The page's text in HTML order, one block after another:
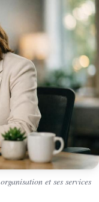
et ses services